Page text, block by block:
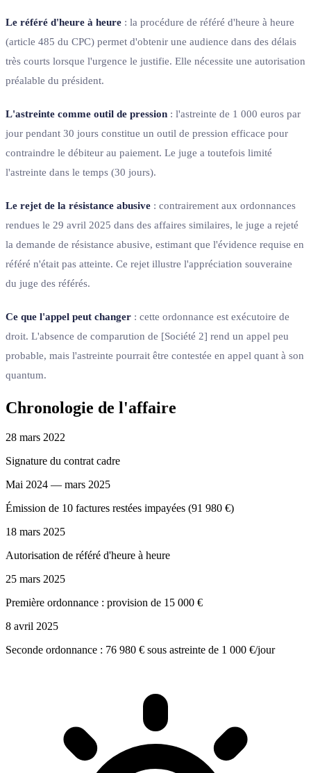
Le référé d'heure à heure : la procédure de référé d'heure à heure
(article 485 du CPC) permet d'obtenir une audience dans des délais
très courts lorsque l'urgence le justifie. Elle nécessite une autorisation
préalable du président.
L'astreinte comme outil de pression : l'astreinte de 1 000 euros par
jour pendant 30 jours constitue un outil de pression efficace pour
contraindre le débiteur au paiement. Le juge a toutefois limité
l'astreinte dans le temps (30 jours).
Le rejet de la résistance abusive : contrairement aux ordonnances
rendues le 29 avril 2025 dans des affaires similaires, le juge a rejeté
la demande de résistance abusive, estimant que l'évidence requise en
référé n'était pas atteinte. Ce rejet illustre l'appréciation souveraine
du juge des référés.
Ce que l'appel peut changer : cette ordonnance est exécutoire de
droit. L'absence de comparution de [Société 2] rend un appel peu
probable, mais l'astreinte pourrait être contestée en appel quant à son
quantum.
Chronologie de l'affaire
28 mars 2022
Signature du contrat cadre
Mai 2024 — mars 2025
Émission de 10 factures restées impayées (91 980 €)
18 mars 2025
Autorisation de référé d'heure à heure
25 mars 2025
Première ordonnance : provision de 15 000 €
8 avril 2025
Seconde ordonnance : 76 980 € sous astreinte de 1 000 €/jour